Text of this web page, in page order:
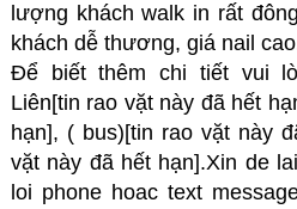
lượng khách walk in rất
khách dễ thương, giá nail
Để biết thêm chi tiết vui
Liên[tin rao vặt này đã hết
hạn], ( bus)[tin rao vặt này
vặt này đã hết hạn].Xin de
loi phone hoac text